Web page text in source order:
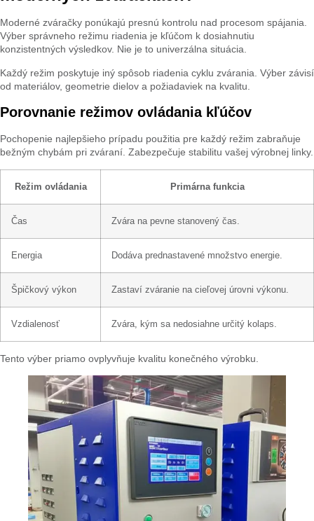
Moderné zváračky ponúkajú presnú kontrolu nad procesom spájania.
Výber správneho režimu riadenia je kľúčom k dosiahnutiu
konzistentných výsledkov. Nie je to univerzálna situácia.
Každý režim poskytuje iný spôsob riadenia cyklu zvárania. Výber závisí
od materiálov, geometrie dielov a požiadaviek na kvalitu.
Porovnanie režimov ovládania kľúčov
Pochopenie najlepšieho prípadu použitia pre každý režim zabraňuje
bežným chybám pri zváraní. Zabezpečuje stabilitu vašej výrobnej linky.
Režim ovládania Primárna funkcia
Čas Zvára na pevne stanovený čas.
Energia Dodáva prednastavené množstvo energie.
Špičkový výkon Zastaví zváranie na cieľovej úrovni výkonu.
Vzdialenosť Zvára, kým sa nedosiahne určitý kolaps.
Tento výber priamo ovplyvňuje kvalitu konečného výrobku.